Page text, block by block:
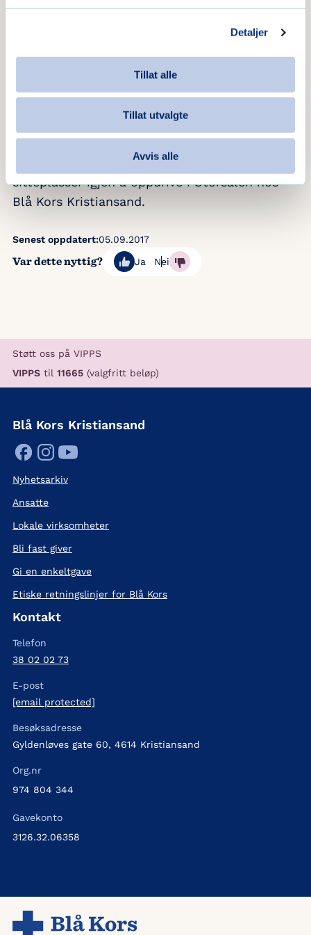
Detaljer
Tillat alle
Tillat utvalgte
Avvis alle
den 16. november med Jørn Hoel, sier Ronnie
Jacobsen.
Jørn Hoel har gjestet Blå Torsdag tidligere, en
konsert som svært mange hadde sett frem til.
Da han entret scenen, var det få, om noen
sitteplasser igjen å oppdrive i Storsalen hos
Blå Kors Kristiansand.
Var dette nyttig? Ja Nei
Senest oppdatert:05.09.2017
Støtt oss på VIPPS
VIPPS til 11665 (valgfritt beløp)
Blå Kors Kristiansand
Nyhetsarkiv
Ansatte
Lokale virksomheter
Bli fast giver
Gi en enkeltgave
Etiske retningslinjer for Blå Kors
Kontakt
Telefon
38 02 02 73
E-post
[email protected]
Besøksadresse
Gyldenløves gate 60, 4614 Kristiansand
Org.nr
974 804 344
Gavekonto
3126.32.06358